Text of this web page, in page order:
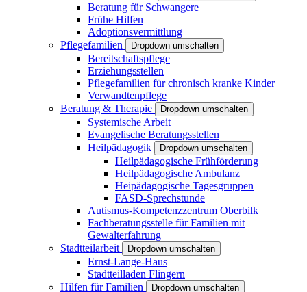
Beratung für Schwangere
Frühe Hilfen
Adoptionsvermittlung
Pflegefamilien
Dropdown umschalten
Bereitschaftspflege
Erziehungsstellen
Pflegefamilien für chronisch kranke Kinder
Verwandtenpflege
Beratung & Therapie
Dropdown umschalten
Systemische Arbeit
Evangelische Beratungsstellen
Heilpädagogik
Dropdown umschalten
Heilpädagogische Frühförderung
Heilpädagogische Ambulanz
Heipädagogische Tagesgruppen
FASD-Sprechstunde
Autismus-Kompetenzzentrum Oberbilk
Fachberatungsstelle für Familien mit
Gewalterfahrung
Stadtteilarbeit
Dropdown umschalten
Ernst-Lange-Haus
Stadtteilladen Flingern
Hilfen für Familien
Dropdown umschalten